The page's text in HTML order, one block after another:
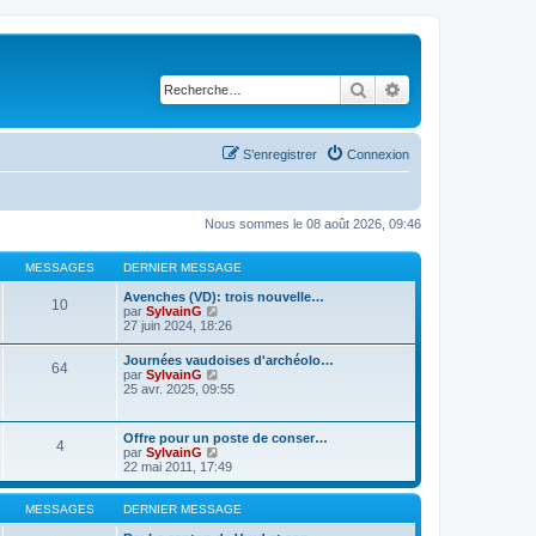
Rechercher
Connexion
S’enregistrer
Nous sommes le 08 août 2026, 09:46
MESSAGES DERNIER MESSAGE
10
Avenches (VD): trois nouvelle…
par SylvainG
o
l
e
d
r
n
e
r
m
e
s
27 juin 2024, 18:26
64
Journées vaudoises d'archéolo…
par SylvainG
o
e
d
e
r
n
i
e
25 avr. 2025, 09:55
4
Offre pour un poste de conser…
par SylvainG
o
i
r
l
e
22 mai 2011, 17:49
MESSAGES DERNIER MESSAGE